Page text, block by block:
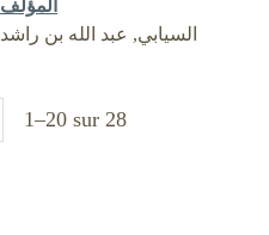
المؤلف
السيابي, عبد الله بن راشد
1–20 sur 28